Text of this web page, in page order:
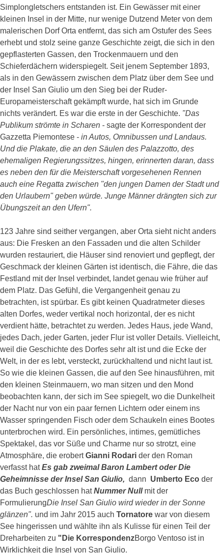
Simplongletschers entstanden ist. Ein Gewässer mit einer
kleinen Insel in der Mitte, nur wenige Dutzend Meter von dem
malerischen Dorf Orta entfernt, das sich am Ostufer des Sees
erhebt und stolz seine ganze Geschichte zeigt, die sich in den
gepflasterten Gassen, den Trockenmauern und den
Schieferdächern widerspiegelt. Seit jenem September 1893,
als in den Gewässern zwischen dem Platz über dem See und
der Insel San Giulio um den Sieg bei der Ruder-
Europameisterschaft gekämpft wurde, hat sich im Grunde
nichts verändert. Es war die erste in der Geschichte. "Das
Publikum strömte in Scharen - sagte der Korrespondent der
Gazzetta Piemontese - in Autos, Omnibussen und Landaus.
Und die Plakate, die an den Säulen des Palazzotto, des
ehemaligen Regierungssitzes, hingen, erinnerten daran, dass
es neben den für die Meisterschaft vorgesehenen Rennen
auch eine Regatta zwischen "den jungen Damen der Stadt und
den Urlaubern" geben würde. Junge Männer drängten sich zur
Übungszeit an den Ufern".
123 Jahre sind seither vergangen, aber Orta sieht nicht anders
aus: Die Fresken an den Fassaden und die alten Schilder
wurden restauriert, die Häuser sind renoviert und gepflegt, der
Geschmack der kleinen Gärten ist identisch, die Fähre, die das
Festland mit der Insel verbindet, landet genau wie früher auf
dem Platz. Das Gefühl, die Vergangenheit genau zu
betrachten, ist spürbar. Es gibt keinen Quadratmeter dieses
alten Dorfes, weder vertikal noch horizontal, der es nicht
verdient hätte, betrachtet zu werden. Jedes Haus, jede Wand,
jedes Dach, jeder Garten, jeder Flur ist voller Details. Vielleicht,
weil die Geschichte des Dorfes sehr alt ist und die Ecke der
Welt, in der es lebt, versteckt, zurückhaltend und nicht laut ist.
So wie die kleinen Gassen, die auf den See hinausführen, mit
den kleinen Steinmauern, wo man sitzen und den Mond
beobachten kann, der sich im See spiegelt, wo die Dunkelheit
der Nacht nur von ein paar fernen Lichtern oder einem ins
Wasser springenden Fisch oder dem Schaukeln eines Bootes
unterbrochen wird. Ein persönliches, intimes, gemütliches
Spektakel, das vor Süße und Charme nur so strotzt, eine
Atmosphäre, die erobertGianni Rodari der den Roman
verfasst hatEs gab zweimal Baron Lambert oder Die
Geheimnisse der Insel San Giulio, dann Umberto Eco der
das Buch geschlossen hatNummer Nullmit der
FormulierungDie Insel San Giulio wird wieder in der Sonne
glänzen". und im Jahr 2015 auch Tornatore war von diesem
See hingerissen und wählte ihn als Kulisse für einen Teil der
Dreharbeiten zu "Die KorrespondenzBorgo Ventoso ist in
Wirklichkeit die Insel von San Giulio.